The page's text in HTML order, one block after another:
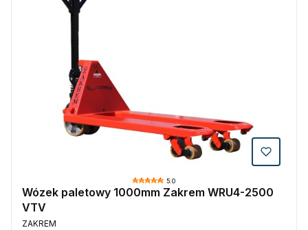
5.0
Wózek paletowy 1000mm Zakrem WRU4-2500
VTV
PRODUCENT
ZAKREM